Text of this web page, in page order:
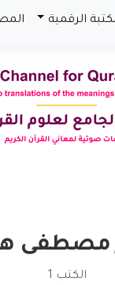
الرقمية
مصطفى
الكتب 1